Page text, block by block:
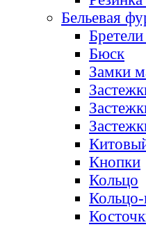
Бельевая
Бюск
Замки
Кнопки
Кольцо